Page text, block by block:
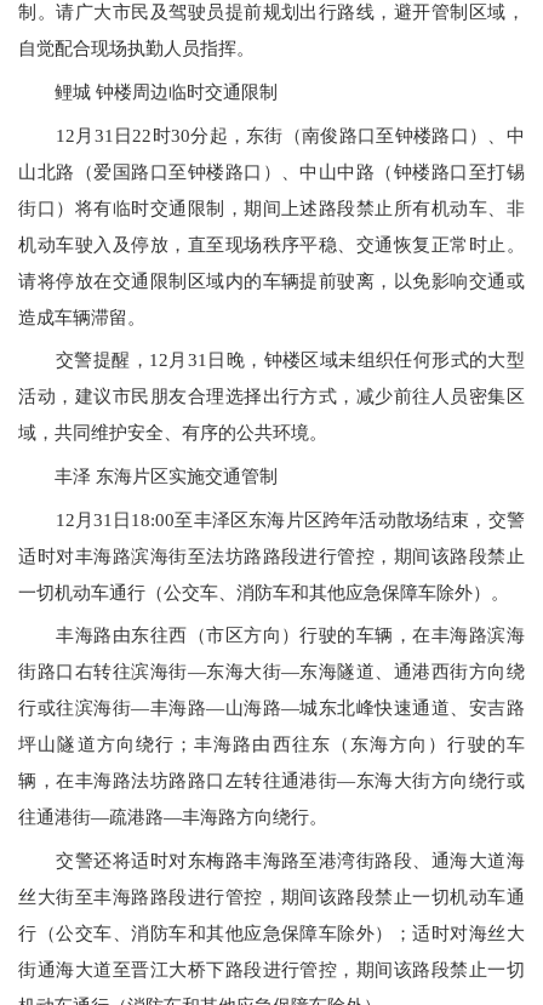
制。请广大市民及驾驶员提前规划出行路线，避开管制区域，
自觉配合现场执勤人员指挥。
鲤城 钟楼周边临时交通限制
12月31日22时30分起，东街（南俊路口至钟楼路口）、中
山北路（爱国路口至钟楼路口）、中山中路（钟楼路口至打锡
街口）将有临时交通限制，期间上述路段禁止所有机动车、非
机动车驶入及停放，直至现场秩序平稳、交通恢复正常时止。
请将停放在交通限制区域内的车辆提前驶离，以免影响交通或
造成车辆滞留。
交警提醒，12月31日晚，钟楼区域未组织任何形式的大型
活动，建议市民朋友合理选择出行方式，减少前往人员密集区
域，共同维护安全、有序的公共环境。
丰泽 东海片区实施交通管制
12月31日18:00至丰泽区东海片区跨年活动散场结束，交警
适时对丰海路滨海街至法坊路路段进行管控，期间该路段禁止
一切机动车通行（公交车、消防车和其他应急保障车除外）。
丰海路由东往西（市区方向）行驶的车辆，在丰海路滨海
街路口右转往滨海街—东海大街—东海隧道、通港西街方向绕
行或往滨海街—丰海路—山海路—城东北峰快速通道、安吉路
坪山隧道方向绕行；丰海路由西往东（东海方向）行驶的车
辆，在丰海路法坊路路口左转往通港街—东海大街方向绕行或
往通港街—疏港路—丰海路方向绕行。
交警还将适时对东梅路丰海路至港湾街路段、通海大道海
丝大街至丰海路路段进行管控，期间该路段禁止一切机动车通
行（公交车、消防车和其他应急保障车除外）；适时对海丝大
街通海大道至晋江大桥下路段进行管控，期间该路段禁止一切